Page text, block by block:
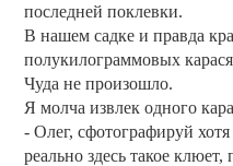
последней поклевки.
В нашем садке и правда
полукилограммовых
Чуда не произошло.
Я молча извлек одного
- Олег, сфотографируй
реально здесь такое